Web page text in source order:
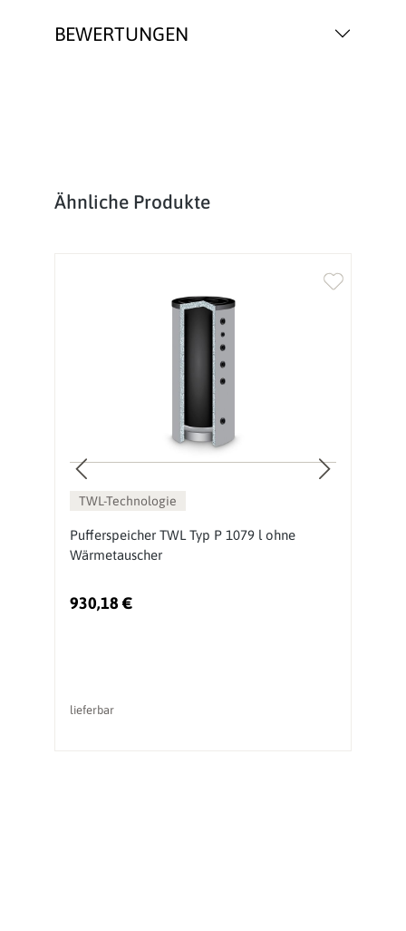
BEWERTUNGEN
Produktgalerie überspringen
Ähnliche Produkte
TWL-Technologie
Pufferspeicher TWL Typ P 1079 l ohne
Wärmetauscher
930,18 €
lieferbar